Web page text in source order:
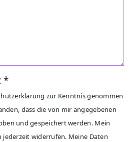
*
zur Kenntnis genommen
dass die von mir angegebenen
und gespeichert werden. Mein
jederzeit widerrufen. Meine Daten